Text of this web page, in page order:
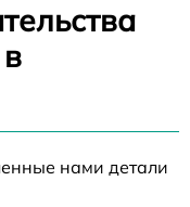
нами детали